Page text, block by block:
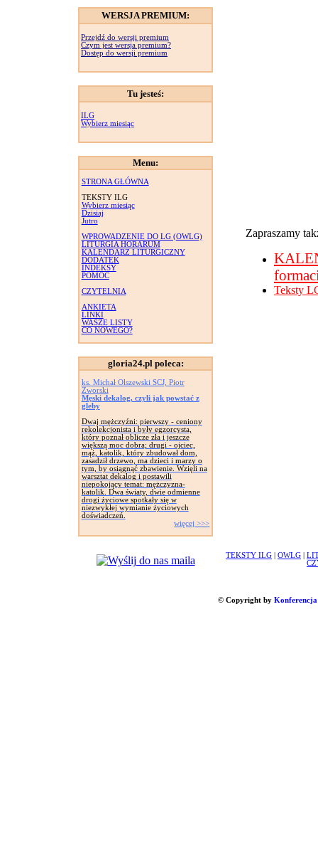
WERSJA PREMIUM:
Przejdź do wersji premium
Czym jest wersja premium?
Dostęp do wersji premium
Tu jesteś:
ILG
Wybierz miesiąc
Menu:
STRONA GŁÓWNA
TEKSTY ILG
Wybierz miesiąc
Dzisiaj
Jutro
WPROWADZENIE DO LG (OWLG)
LITURGIA HORARUM
KALENDARZ LITURGICZNY
DODATEK
INDEKSY
POMOC
CZYTELNIA
ANKIETA
LINKI
WASZE LISTY
CO NOWEGO?
gloria24.pl poleca:
ks. Michał Olszewski SCJ, Piotr
Zworski
Męski dekalog, czyli jak powstać z
gleby
Dwaj mężczyźni: pierwszy - ceniony
rekolekcjonista i były egzorcysta,
który poznał oblicze zła i jeszcze
większą moc dobra; drugi - ojciec,
mąż, katolik, który zbudował dom,
zasadził drzewo, ma dzieci i marzy o
tym, by osiągnąć zbawienie. Wzięli na
warsztat dekalog i postawili
niepokojący temat: mężczyzna-
katolik. Dwa światy, dwie odmienne
drogi życiowe spotkały się w
niezwykłej wymianie życiowych
doświadczeń.
więcej >>>
Zapraszamy
Teksty
TEKSTY ILG OWLG
© Copyright by Konferencja